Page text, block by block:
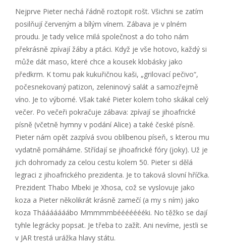
Nejprve Pieter nechá řádně roztopit rošt. Všichni se zatím
posilňují červeným a bílým vínem. Zábava je v plném
proudu. Je tady velice milá společnost a do toho nám
překrásně zpívají žáby a ptáci. Když je vše hotovo, každý si
může dát maso, které chce a kousek klobásky jako
předkrm. K tomu pak kukuřičnou kaši, „grilovací pečivo“,
počesnekovaný patizon, zeleninový salát a samozřejmě
víno. Je to výborné. Však také Pieter kolem toho skákal celý
večer. Po večeři pokračuje zábava: zpívají se jihoafrické
písně (včetně hymny v podání Alice) a také české písně.
Pieter nám opět zazpívá svou oblíbenou píseň, s kterou mu
vydatně pomáháme. Střídají se jihoafrické fóry (joky). Už je
jich dohromady za celou cestu kolem 50. Pieter si dělá
legraci z jihoafrického prezidenta. Je to taková slovní hříčka.
Prezident Thabo Mbeki je Xhosa, což se vyslovuje jako
koza a Pieter několikrát krásně zamečí (a my s ním) jako
koza Thááááááábo Mmmmmbéééééééki. No těžko se dají
tyhle legrácky popsat. Je třeba to zažít. Ani nevíme, jestli se
v JAR trestá urážka hlavy státu.